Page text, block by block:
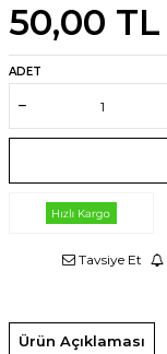
50,00 TL
ADET
Tavsiye Et
Ürün Açıklaması